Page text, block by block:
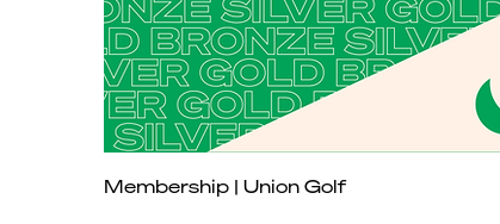
Schnellansicht
Membership | Union Golf